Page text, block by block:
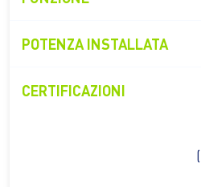
POTENZA INSTALLATA
CERTIFICAZIONI
(